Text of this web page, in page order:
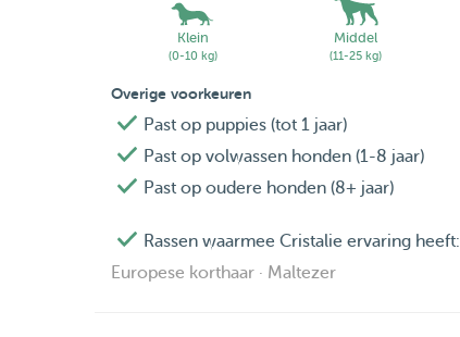
Klein
(0-10 kg)
Middel
(11-25 kg)
Overige voorkeuren
Past op puppies (tot 1 jaar)
Past op volwassen honden (1-8 jaar)
Past op oudere honden (8+ jaar)
Rassen waarmee Cristalie ervaring heeft:
Europese korthaar · Maltezer